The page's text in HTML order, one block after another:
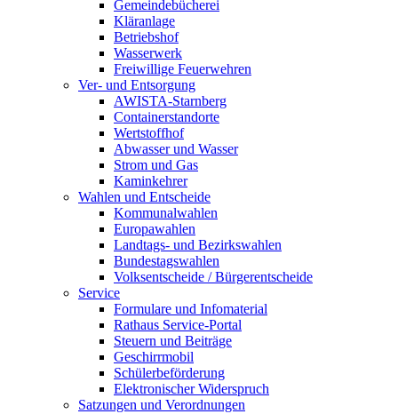
Gemeindebücherei
Kläranlage
Betriebshof
Wasserwerk
Freiwillige Feuerwehren
Ver- und Entsorgung
AWISTA-Starnberg
Containerstandorte
Wertstoffhof
Abwasser und Wasser
Strom und Gas
Kaminkehrer
Wahlen und Entscheide
Kommunalwahlen
Europawahlen
Landtags- und Bezirkswahlen
Bundestagswahlen
Volksentscheide / Bürgerentscheide
Service
Formulare und Infomaterial
Rathaus Service-Portal
Steuern und Beiträge
Geschirrmobil
Schülerbeförderung
Elektronischer Widerspruch
Satzungen und Verordnungen